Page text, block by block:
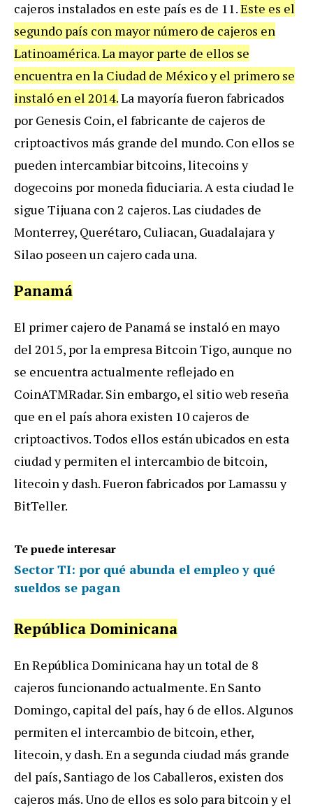
cajeros instalados en este país es de 11.Este es el
segundo país con mayor número de cajeros en
Latinoamérica. La mayor parte de ellos se
encuentra en la Ciudad de México y el primero se
instaló en el 2014.La mayoría fueron fabricados
por Genesis Coin, el fabricante de cajeros de
criptoactivos más grande del mundo. Con ellos se
pueden intercambiar bitcoins, litecoins y
dogecoins por moneda fiduciaria. A esta ciudad le
sigue Tijuana con 2 cajeros. Las ciudades de
Monterrey, Querétaro, Culiacan, Guadalajara y
Silao poseen un cajero cada una.
Panamá
El primer cajero de Panamá se instaló en mayo
del 2015, por la empresa Bitcoin Tigo, aunque no
se encuentra actualmente reflejado en
CoinATMRadar. Sin embargo, el sitio web reseña
que en el país ahora existen 10 cajeros de
criptoactivos. Todos ellos están ubicados en esta
ciudad y permiten el intercambio de bitcoin,
litecoin y dash. Fueron fabricados por Lamassu y
BitTeller.
Te puede interesar
Sector TI: por qué abunda el empleo y qué
sueldos se pagan
República Dominicana
En República Dominicana hay un total de 8
cajeros funcionando actualmente. En Santo
Domingo, capital del país, hay 6 de ellos. Algunos
permiten el intercambio de bitcoin, ether,
litecoin, y dash. En a segunda ciudad más grande
del país, Santiago de los Caballeros, existen dos
cajeros más. Uno de ellos es solo para bitcoin y el